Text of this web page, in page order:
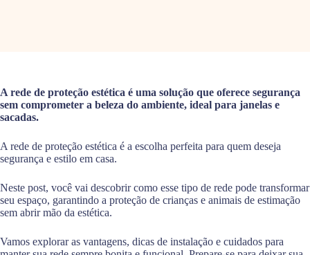
A rede de proteção estética é uma solução que oferece segurança
sem comprometer a beleza do ambiente, ideal para janelas e
sacadas.
A rede de proteção estética é a escolha perfeita para quem deseja
segurança e estilo em casa.
Neste post, você vai descobrir como esse tipo de rede pode transformar
seu espaço, garantindo a proteção de crianças e animais de estimação
sem abrir mão da estética.
Vamos explorar as vantagens, dicas de instalação e cuidados para